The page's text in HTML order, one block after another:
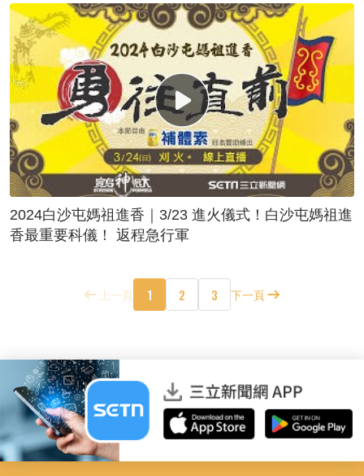
2024白沙屯媽祖進香｜3/23 進火儀式！白沙屯媽祖進
香最重要科儀！ 返程急行軍
上一頁 1 2 3 下一頁